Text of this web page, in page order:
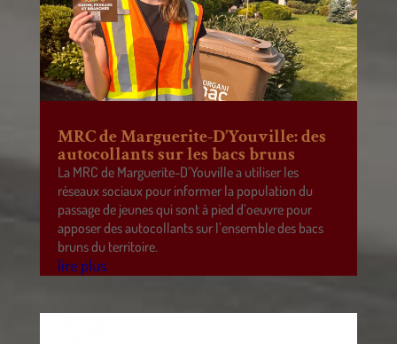
MRC de Marguerite-D’Youville: des
autocollants sur les bacs bruns
La MRC de Marguerite-D’Youville a utiliser les
réseaux sociaux pour informer la population du
passage de jeunes qui sont à pied d’oeuvre pour
apposer des autocollants sur l’ensemble des bacs
bruns du territoire.
lire plus